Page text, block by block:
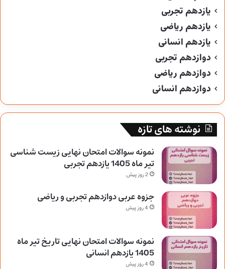
یازدهم تجربی
یازدهم ریاضی
یازدهم انسانی
دوازدهم تجربی
دوازدهم ریاضی
دوازدهم انسانی
نوشته های تازه
نمونه سوالات امتحان نهایی زیست شناسی
تیر ماه 1405 یازدهم تجربی
2 روز پیش
جزوه عربی دوازدهم تجربی و ریاضی
4 روز پیش
نمونه سوالات امتحان نهایی تاریخ تیر ماه
1405 یازدهم انسانی
4 روز پیش